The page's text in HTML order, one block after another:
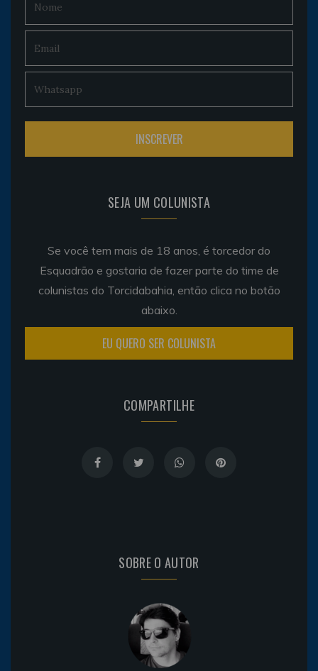
SEJA UM COLUNISTA
Se você tem mais de 18 anos, é torcedor do
Esquadrão e gostaria de fazer parte do time de
colunistas do Torcidabahia, então clica no botão
abaixo.
EU QUERO SER COLUNISTA
COMPARTILHE
SOBRE O AUTOR